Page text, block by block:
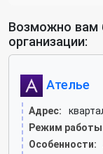
Возможно вам
организации:
Ателье
Адрес:
Режим
Особенности: